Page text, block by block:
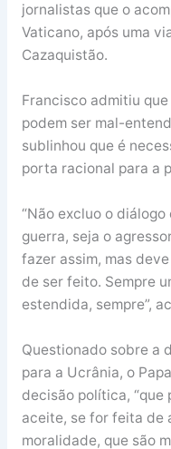
jornalistas que o
Vaticano, após uma
Cazaquistão.
Francisco admitiu
podem ser mal-
sublinhou que é
porta racional para a
“Não excluo o
guerra, seja o
fazer assim, mas
de ser feito. Sempre
estendida, sempre”,
Questionado sobre a
para a Ucrânia, o
decisão política, “que
aceite, se for feita de
moralidade, que são